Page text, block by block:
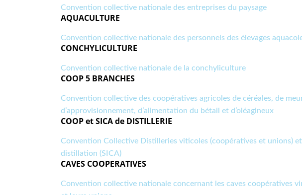
Convention collective nationale des entreprises du paysage
AQUACULTURE
Convention collective nationale des personnels des élevages
CONCHYLICULTURE
Convention collective nationale de la conchyliculture
COOP 5 BRANCHES
Convention collective des coopératives agricoles de céréales, de
d’approvisionnement, d’alimentation du bétail et d’oléagineux
COOP et SICA de DISTILLERIE
Convention Collective Distilleries viticoles (coopératives et unions) et
distillation (SICA)
CAVES COOPERATIVES
Convention collective nationale concernant les caves coopératives